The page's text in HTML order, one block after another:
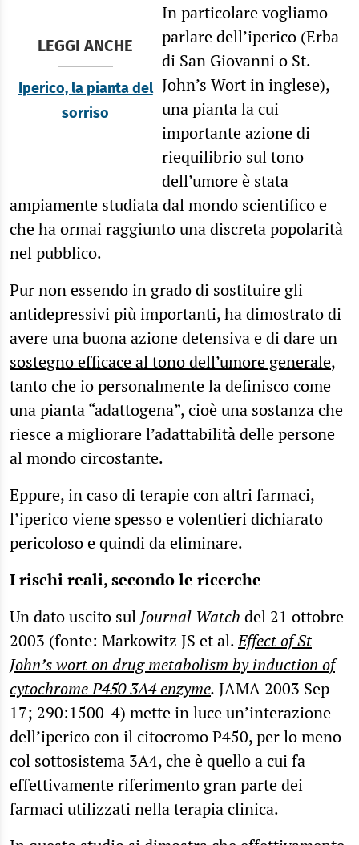
LEGGI ANCHE
Iperico, la pianta del
sorriso
In particolare vogliamo
parlare dell’iperico (Erba
di San Giovanni o St.
John’s Wort in inglese),
una pianta la cui
importante azione di
riequilibrio sul tono
dell’umore è stata
ampiamente studiata dal mondo scientifico e
che ha ormai raggiunto una discreta popolarità
nel pubblico.
Pur non essendo in grado di sostituire gli
antidepressivi più importanti, ha dimostrato di
avere una buona azione detensiva e di dare un
sostegno efficace al tono dell’umore generale,
tanto che io personalmente la definisco come
una pianta “adattogena”, cioè una sostanza che
riesce a migliorare l’adattabilità delle persone
al mondo circostante.
Eppure, in caso di terapie con altri farmaci,
l’iperico viene spesso e volentieri dichiarato
pericoloso e quindi da eliminare.
I rischi reali, secondo le ricerche
Un dato uscito sul Journal Watch del 21 ottobre
2003 (fonte: Markowitz JS et al.Effect of St
John’s wort on drug metabolism by induction of
cytochrome P450 3A4 enzyme. JAMA 2003 Sep
17; 290:1500-4) mette in luce un’interazione
dell’iperico con il citocromo P450, per lo meno
col sottosistema 3A4, che è quello a cui fa
effettivamente riferimento gran parte dei
farmaci utilizzati nella terapia clinica.